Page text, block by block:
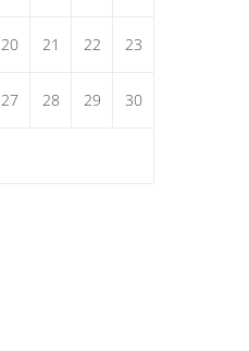
20 21 22 23
27 28 29 30